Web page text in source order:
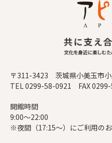
〒311-3423 茨城県小美玉市
TEL 0299-58-0921 FAX
開館時間
9:00～22:00
※夜間（17:15～）にご利用の